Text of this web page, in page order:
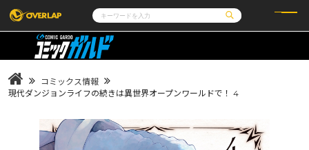
コミック
LiQulle
ラブパルフェ
ライトノベル
ロサージュノベルス
その他
ゲーム
通販・NEWS
企業
会社概要
採用情報
オーバーラップ文庫
コミックス情報
現代ダンジョンライフの続きは異世界オープンワールドで！ 4